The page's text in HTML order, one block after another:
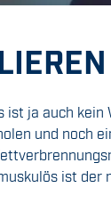
ja auch
und noch
ist